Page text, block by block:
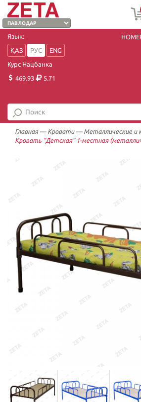
Язык:
ҚАЗ
РУС
ENG
Курс Нацбанка
469.93
5.71
Главная— Кровати— Металлические и
Кровать "Детская" 1-местная